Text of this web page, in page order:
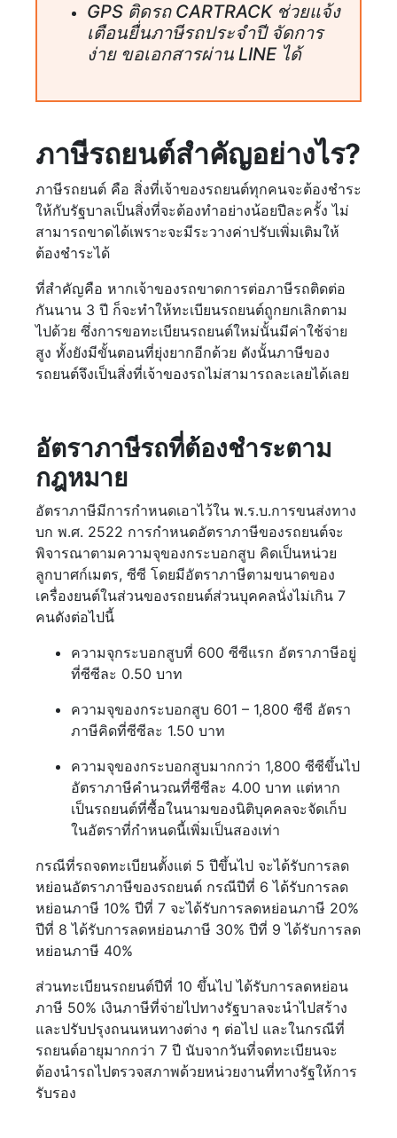
GPS ติดรถ CARTRACK ช่วยแจ้ง
เตือนยื่นภาษีรถประจำปี จัดการ
ง่าย ขอเอกสารผ่าน LINE ได้
ภาษีรถยนต์สำคัญอย่างไร?
ภาษีรถยนต์ คือ สิ่งที่เจ้าของรถยนต์ทุกคนจะต้องชำระ
ให้กับรัฐบาลเป็นสิ่งที่จะต้องทำอย่างน้อยปีละครั้ง ไม่
สามารถขาดได้เพราะจะมีระวางค่าปรับเพิ่มเติมให้
ต้องชำระได้
ที่สำคัญคือ หากเจ้าของรถขาดการต่อภาษีรถติดต่อ
กันนาน 3 ปี ก็จะทำให้ทะเบียนรถยนต์ถูกยกเลิกตาม
ไปด้วย ซึ่งการขอทะเบียนรถยนต์ใหม่นั้นมีค่าใช้จ่าย
สูง ทั้งยังมีขั้นตอนที่ยุ่งยากอีกด้วย ดังนั้นภาษีของ
รถยนต์จึงเป็นสิ่งที่เจ้าของรถไม่สามารถละเลยได้เลย
อัตราภาษีรถที่ต้องชำระตาม
กฎหมาย
อัตราภาษีมีการกำหนดเอาไว้ใน พ.ร.บ.การขนส่งทาง
บก พ.ศ. 2522 การกำหนดอัตราภาษีของรถยนต์จะ
พิจารณาตามความจุของกระบอกสูบ คิดเป็นหน่วย
ลูกบาศก์เมตร, ซีซี โดยมีอัตราภาษีตามขนาดของ
เครื่องยนต์ในส่วนของรถยนต์ส่วนบุคคลนั่งไม่เกิน 7
คนดังต่อไปนี้
ความจุกระบอกสูบที่ 600 ซีซีแรก อัตราภาษีอยู่
ที่ซีซีละ 0.50 บาท
ความจุของกระบอกสูบ 601 – 1,800 ซีซี อัตรา
ภาษีคิดที่ซีซีละ 1.50 บาท
ความจุของกระบอกสูบมากกว่า 1,800 ซีซีขึ้นไป
อัตราภาษีคำนวณที่ซีซีละ 4.00 บาท แต่หาก
เป็นรถยนต์ที่ซื้อในนามของนิติบุคคลจะจัดเก็บ
ในอัตราที่กำหนดนี้เพิ่มเป็นสองเท่า
กรณีที่รถจดทะเบียนตั้งแต่ 5 ปีขึ้นไป จะได้รับการลด
หย่อนอัตราภาษีของรถยนต์ กรณีปีที่ 6 ได้รับการลด
หย่อนภาษี 10% ปีที่ 7 จะได้รับการลดหย่อนภาษี 20%
ปีที่ 8 ได้รับการลดหย่อนภาษี 30% ปีที่ 9 ได้รับการลด
หย่อนภาษี 40%
ส่วนทะเบียนรถยนต์ปีที่ 10 ขึ้นไป ได้รับการลดหย่อน
ภาษี 50% เงินภาษีที่จ่ายไปทางรัฐบาลจะนำไปสร้าง
และปรับปรุงถนนหนทางต่าง ๆ ต่อไป และในกรณีที่
รถยนต์อายุมากกว่า 7 ปี นับจากวันที่จดทะเบียนจะ
ต้องนำรถไปตรวจสภาพด้วยหน่วยงานที่ทางรัฐให้การ
รับรอง